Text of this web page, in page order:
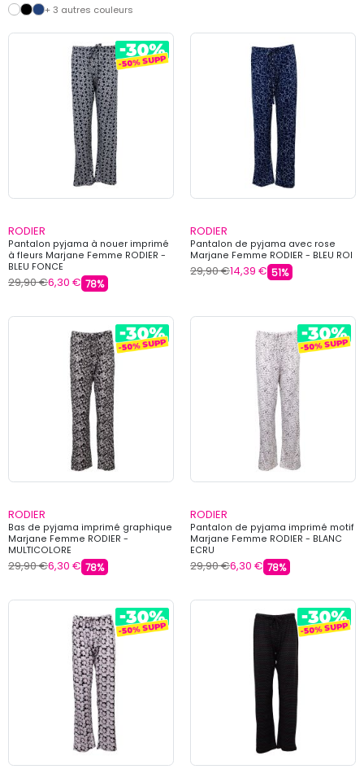
+ 3 autres couleurs
RODIER
Pantalon pyjama à nouer imprimé
à fleurs Marjane Femme RODIER -
BLEU FONCE
29,90 €6,30 € 78%
RODIER
Pantalon de pyjama avec rose
Marjane Femme RODIER - BLEU ROI
29,90 €14,39 € 51%
RODIER
Bas de pyjama imprimé graphique
Marjane Femme RODIER -
MULTICOLORE
29,90 €6,30 € 78%
RODIER
Pantalon de pyjama imprimé motif
Marjane Femme RODIER - BLANC
ECRU
29,90 €6,30 € 78%